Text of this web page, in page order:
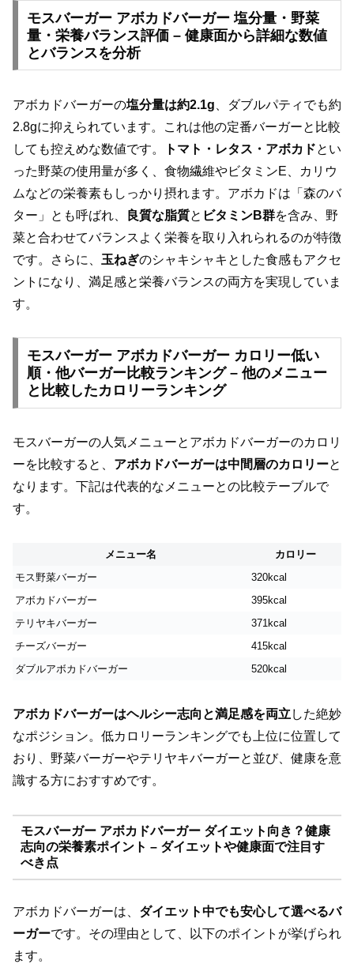
モスバーガー アボカドバーガー 塩分量・野菜
量・栄養バランス評価 – 健康面から詳細な数値
とバランスを分析
アボカドバーガーの塩分量は約2.1g 、ダブルパティでも約
2.8gに抑えられています。これは他の定番バーガーと比較
しても控えめな数値です。
トマト・レタス・アボカドとい
った野菜の使用量が多く、食物繊維やビタミンE、カリウ
ムなどの栄養素もしっかり摂れます。アボカドは「森のバ
ター」とも呼ばれ、
良質な脂質と ビタミンB群を含み、野
菜と合わせてバランスよく栄養を取り入れられるのが特徴
です。さらに、 玉ねぎのシャキシャキとした食感もアクセ
ントになり、満足感と栄養バランスの両方を実現していま
す。
モスバーガー アボカドバーガー カロリー低い
順・他バーガー比較ランキング – 他のメニュー
と比較したカロリーランキング
モスバーガーの人気メニューとアボカドバーガーのカロリ
ーを比較すると、 アボカドバーガーは中間層のカロリーと
なります。下記は代表的なメニューとの比較テーブルで
す。
メニュー名
カロリー
モス野菜バーガー
320kcal
アボカドバーガー
395kcal
テリヤキバーガー
371kcal
チーズバーガー
415kcal
ダブルアボカドバーガー
520kcal
アボカドバーガーはヘルシー志向と満足感を両立 した絶妙
なポジション。低カロリーランキングでも上位に位置して
おり、野菜バーガーやテリヤキバーガーと並び、健康を意
識する方におすすめです。
モスバーガー アボカドバーガー ダイエット向き？健康
志向の栄養素ポイント – ダイエットや健康面で注目す
べき点
アボカドバーガーは、 ダイエット中でも安心して選べるバ
ーガーです。その理由として、以下のポイントが挙げられ
ます。